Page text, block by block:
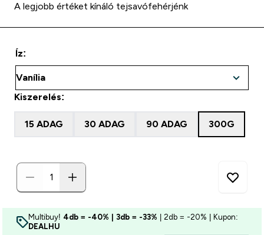
A legjobb értéket kínáló tejsavófehérjénk
Íz:
Kiszerelés:
15 ADAG 30 ADAG 90 ADAG 300G
Multibuy! 4db = -40% | 3db = -33% | 2db = -20% | Kupon:
DEALHU